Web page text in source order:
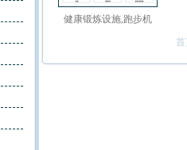
健康锻炼设施,跑步机